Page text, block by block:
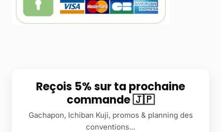
Reçois 5% sur ta prochaine
commande 🇯🇵
Gachapon, Ichiban Kuji, promos & planning des
conventions...